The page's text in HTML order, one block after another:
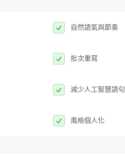
自然語氣與節奏
批次重寫
減少人工智慧語句
風格個人化